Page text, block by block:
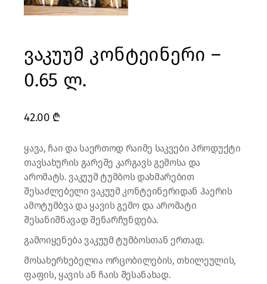
ვაკუუმ კონტეინერი –
0.65 ლ.
42.00 ₾
ყავა, ჩაი და საერთოდ რაიმე საკვები პროდუქტი
თავსახურის გარეშე კარგავს გემოსა და
არომატს. ვაკუუმ ტუმბოს დახმარებით
შესაძლებელი ვაკუუმ კონტეინერიდან ჰაერის
ამოტუმბვა და ყავის გემო და არომატი
შესანიშნავად შენარჩუნდება.
გამოიყენება ვაკუუმ ტუმბოსთან ერთად.
მოსახერხებელია ორცობილების, თხილეულის,
ფაფის, ყავის ან ჩაის შესანახად.